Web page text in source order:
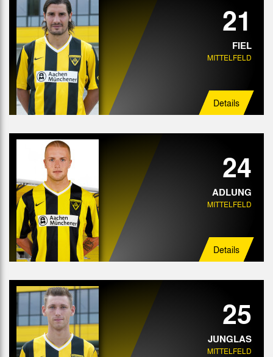
21
FIEL
MITTELFELD
Details
24
ADLUNG
MITTELFELD
Details
25
JUNGLAS
MITTELFELD